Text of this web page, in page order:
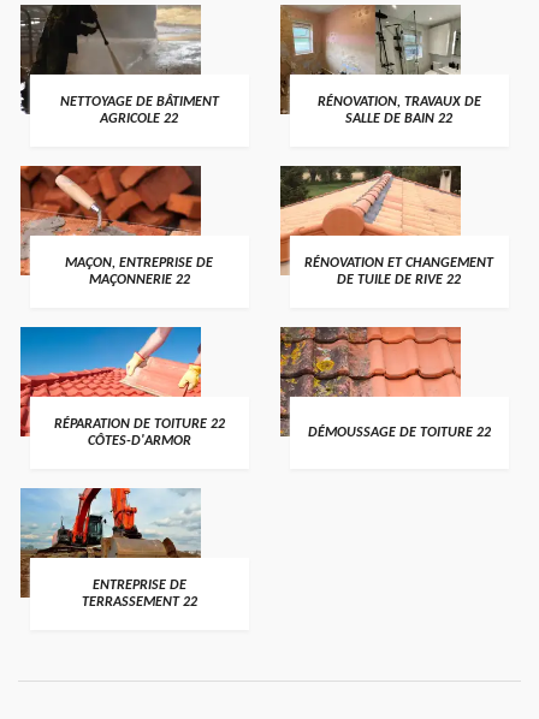
NETTOYAGE DE BÂTIMENT
AGRICOLE 22
RÉNOVATION, TRAVAUX DE
SALLE DE BAIN 22
MAÇON, ENTREPRISE DE
MAÇONNERIE 22
RÉNOVATION ET CHANGEMENT
DE TUILE DE RIVE 22
RÉPARATION DE TOITURE 22
CÔTES-D'ARMOR
DÉMOUSSAGE DE TOITURE 22
ENTREPRISE DE
TERRASSEMENT 22